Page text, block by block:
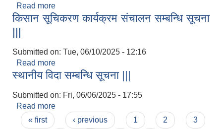
Read more
किसान सूचिकरण कार्यक्रम संचालन सम्बन्धि सूचना
Submitted on: Tue, 06/10/2025 - 12:16
Read more
|||
स्थानीय विदा सम्बन्धि सूचना |||
Submitted on: Fri, 06/06/2025 - 17:55
Read more
Pages
« first ‹ previous 1 2
3